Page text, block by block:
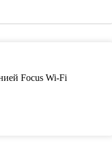
Focus Wi-Fi